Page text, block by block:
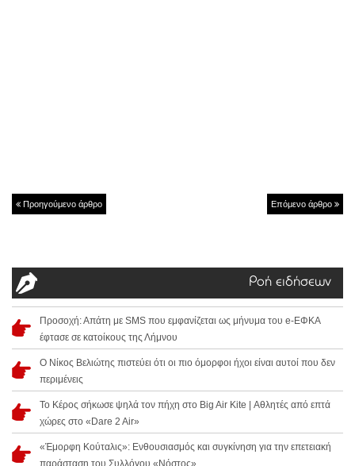
Προηγούμενο άρθρο Επόμενο άρθρο
Ροή ειδήσεων
Προσοχή: Απάτη με SMS που εμφανίζεται ως μήνυμα του e-ΕΦΚΑ
έφτασε σε κατοίκους της Λήμνου
Ο Νίκος Βελιώτης πιστεύει ότι οι πιο όμορφοι ήχοι είναι αυτοί που δεν
περιμένεις
Το Κέρος σήκωσε ψηλά τον πήχη στο Big Air Kite | Αθλητές από επτά
χώρες στο «Dare 2 Air»
«Έμορφη Κούταλις»: Ενθουσιασμός και συγκίνηση για την επετειακή
παράσταση του Συλλόγου «Νόστος»